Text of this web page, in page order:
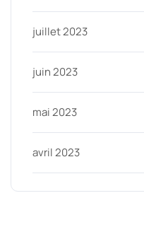
juillet 2023
juin 2023
mai 2023
avril 2023